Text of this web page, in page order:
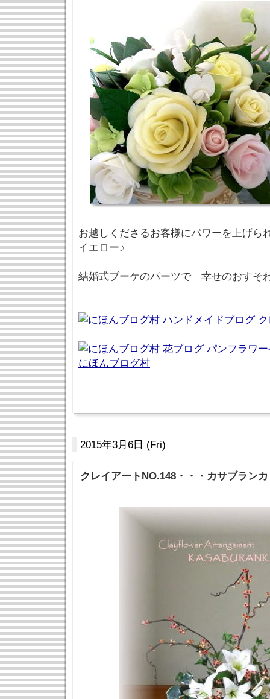
お越しくださるお客様にパワーを上げら
イエロー♪
結婚式ブーケのパーツで 幸せのおすそ
にほんブログ村
2015年3月6日 (Fri)
クレイアートNO.148・・・カサブラン